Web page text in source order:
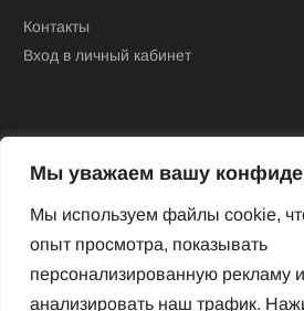
Мы уважаем вашу
Мы используем файлы cookie,
опыт просмотра, показывать
персонализированную рекламу
анализировать наш трафик.
Контакты
Вход в личный кабинет
Новый Венский журнал
Архив номеров